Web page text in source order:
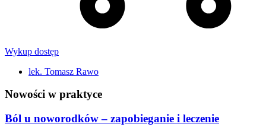
Wykup dostęp
lek. Tomasz Rawo
Nowości w praktyce
Ból u noworodków – zapobieganie i leczenie